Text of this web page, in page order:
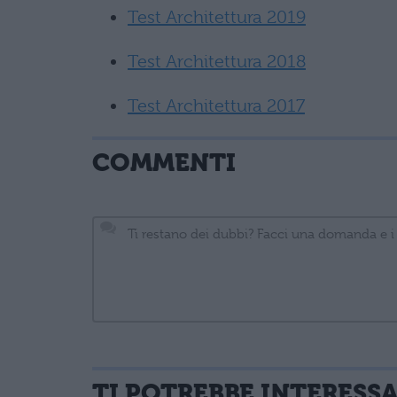
Test Architettura 2019
Test Architettura 2018
Test Architettura 2017
COMMENTI